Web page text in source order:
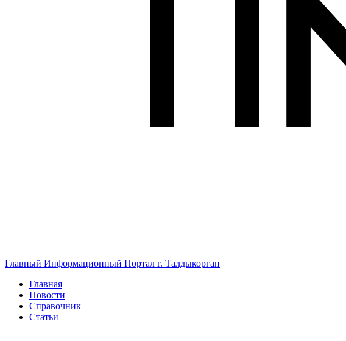
Главный Информационный Портал г. Талдыкорган
Главная
Новости
Справочник
Статьи